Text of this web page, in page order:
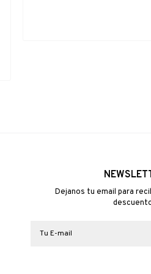
Dejanos tu email para